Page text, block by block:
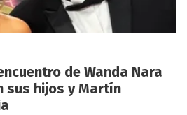
de Wanda Nara
sus hijos y Martín